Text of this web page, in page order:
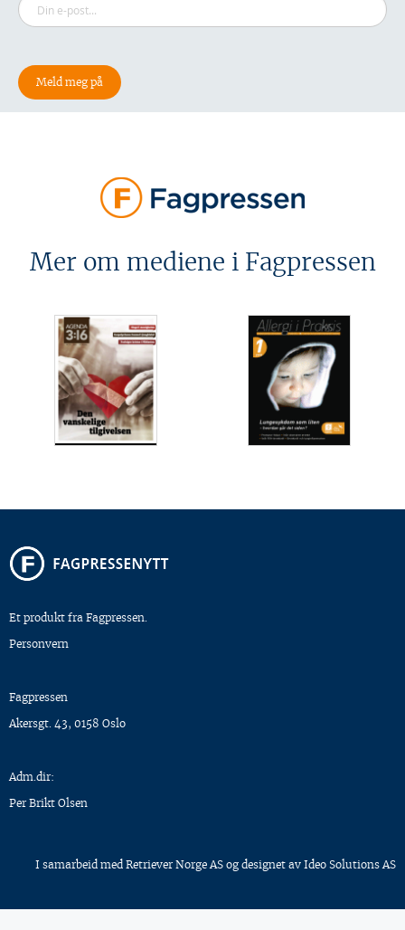
Mer om mediene i Fagpressen
Et produkt fra Fagpressen.
Personvern
Fagpressen
Akersgt. 43, 0158 Oslo
Adm.dir:
Per Brikt Olsen
I samarbeid med Retriever Norge AS og designet av Ideo Solutions AS